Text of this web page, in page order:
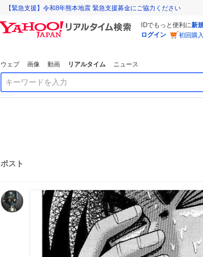
【緊急支援】令和8年熊本地震 緊急支援募金にご協力ください
IDでもっと便利に新
ログイン
初回購
ウェブ 画像 動画 リアルタイム ニュース
ポスト